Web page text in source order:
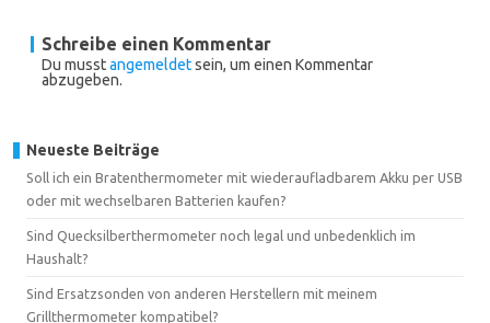
Schreibe einen Kommentar
Du musstangemeldetsein, um einen Kommentar
abzugeben.
Neueste Beiträge
Soll ich ein Bratenthermometer mit wiederaufladbarem Akku per USB
oder mit wechselbaren Batterien kaufen?
Sind Quecksilberthermometer noch legal und unbedenklich im
Haushalt?
Sind Ersatzsonden von anderen Herstellern mit meinem
Grillthermometer kompatibel?